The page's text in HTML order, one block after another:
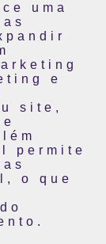
uma
e
site,
permite
o que